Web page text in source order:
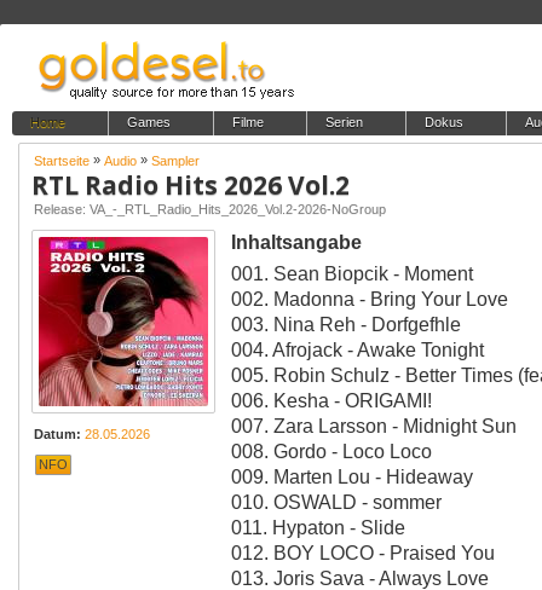
Home Games Filme Serien Dokus
Startseite » Audio » Sampler
RTL Radio Hits 2026 Vol.2
Release: VA_-_RTL_Radio_Hits_2026_Vol.2-2026-NoGroup
Datum: 28.05.2026
NFO
Inhaltsangabe
001. Sean Biopcik - Moment
002. Madonna - Bring Your Love
003. Nina Reh - Dorfgefhle
004. Afrojack - Awake Tonight
005. Robin Schulz - Better Times
006. Kesha - ORIGAMI!
007. Zara Larsson - Midnight Sun
008. Gordo - Loco Loco
009. Marten Lou - Hideaway
010. OSWALD - sommer
011. Hypaton - Slide
012. BOY LOCO - Praised You
013. Joris Sava - Always Love